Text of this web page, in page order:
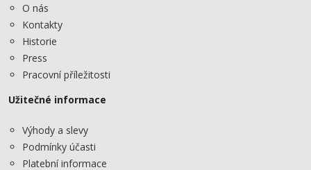
O nás
Kontakty
Historie
Press
Pracovní příležitosti
Užitečné informace
Výhody a slevy
Podmínky účasti
Platební informace